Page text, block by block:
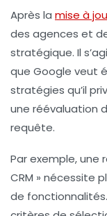
Après la mise à
des agences et
stratégique. Il
que Google veut
stratégies qu’il
une réévaluation
requête.
Par exemple, une
CRM » nécessite
de